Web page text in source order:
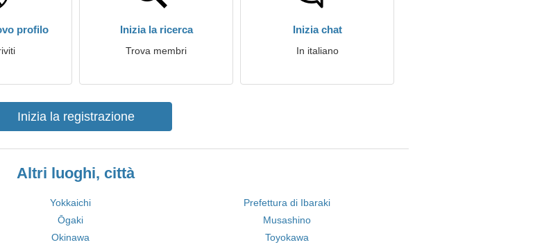
profilo Inizia la ricerca
Trova membri
Inizia chat
In italiano
Inizia la registrazione
Altri luoghi, città
Yokkaichi
Prefettura di Ibaraki
Ōgaki
Musashino
Okinawa Toyokawa